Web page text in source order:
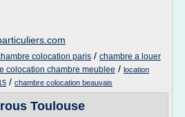
colocation paris / chambre a louer
colocation chambre meublee / location
/ chambre colocation beauvais
Toulouse